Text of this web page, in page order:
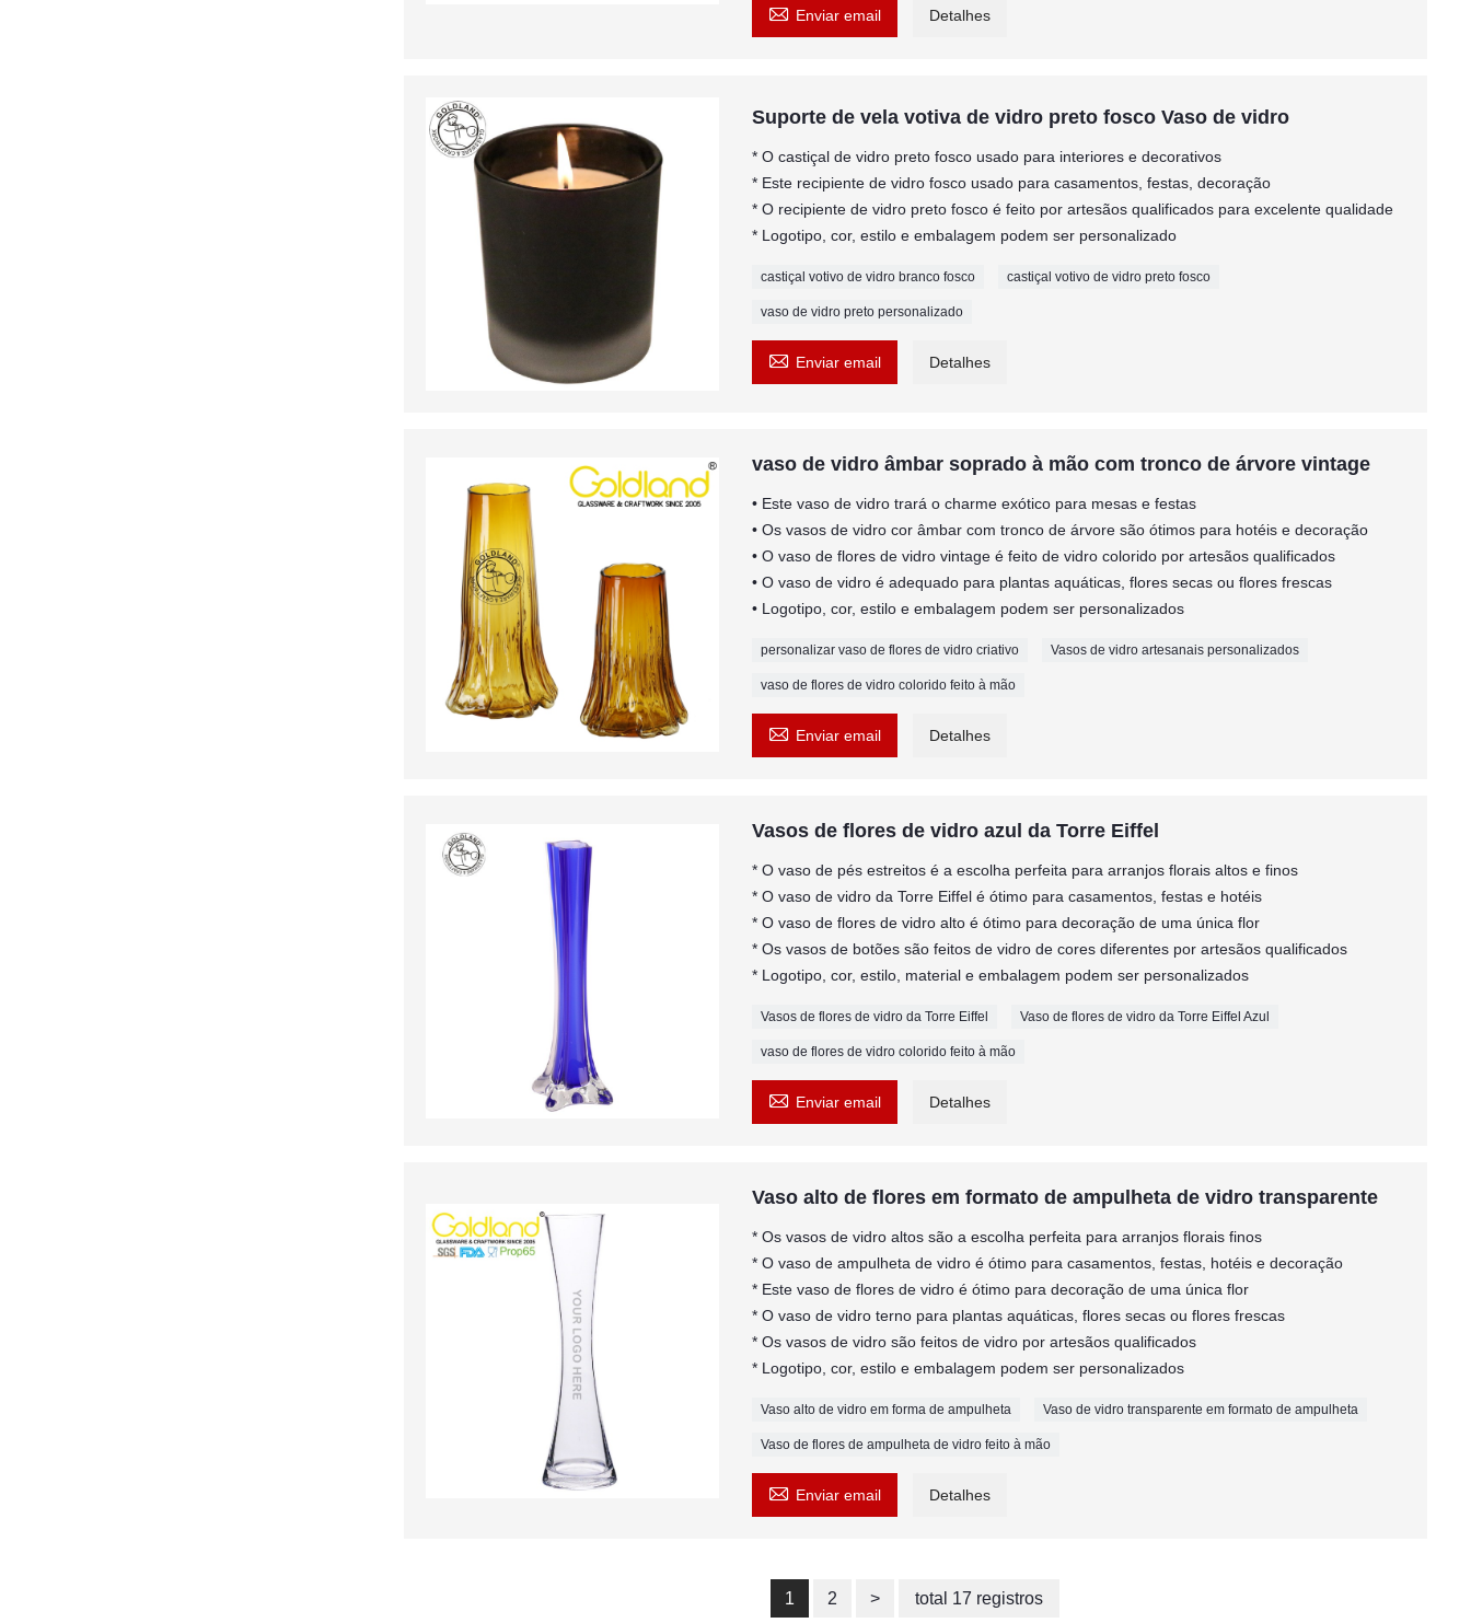
 Enviar email Detalhes
Suporte de vela votiva de vidro preto fosco Vaso de vidro
* O castiçal de vidro preto fosco usado para interiores e decorativos
* Este recipiente de vidro fosco usado para casamentos, festas, decoração
* O recipiente de vidro preto fosco é feito por artesãos qualificados para excelente qualidade
* Logotipo, cor, estilo e embalagem podem ser personalizado
castiçal votivo de vidro branco fosco castiçal votivo de vidro preto fosco
vaso de vidro preto personalizado
 Enviar email Detalhes
vaso de vidro âmbar soprado à mão com tronco de árvore vintage
• Este vaso de vidro trará o charme exótico para mesas e festas
• Os vasos de vidro cor âmbar com tronco de árvore são ótimos para hotéis e decoração
• O vaso de flores de vidro vintage é feito de vidro colorido por artesãos qualificados
• O vaso de vidro é adequado para plantas aquáticas, flores secas ou flores frescas
• Logotipo, cor, estilo e embalagem podem ser personalizados
personalizar vaso de flores de vidro criativo Vasos de vidro artesanais personalizados
vaso de flores de vidro colorido feito à mão
 Enviar email Detalhes
Vasos de flores de vidro azul da Torre Eiffel
* O vaso de pés estreitos é a escolha perfeita para arranjos florais altos e finos
* O vaso de vidro da Torre Eiffel é ótimo para casamentos, festas e hotéis
* O vaso de flores de vidro alto é ótimo para decoração de uma única flor
* Os vasos de botões são feitos de vidro de cores diferentes por artesãos qualificados
* Logotipo, cor, estilo, material e embalagem podem ser personalizados
Vasos de flores de vidro da Torre Eiffel Vaso de flores de vidro da Torre Eiffel Azul
vaso de flores de vidro colorido feito à mão
 Enviar email Detalhes
Vaso alto de flores em formato de ampulheta de vidro transparente
* Os vasos de vidro altos são a escolha perfeita para arranjos florais finos
* O vaso de ampulheta de vidro é ótimo para casamentos, festas, hotéis e decoração
* Este vaso de flores de vidro é ótimo para decoração de uma única flor
* O vaso de vidro terno para plantas aquáticas, flores secas ou flores frescas
* Os vasos de vidro são feitos de vidro por artesãos qualificados
* Logotipo, cor, estilo e embalagem podem ser personalizados
Vaso alto de vidro em forma de ampulheta Vaso de vidro transparente em formato de ampulheta
Vaso de flores de ampulheta de vidro feito à mão
 Enviar email Detalhes
1 2 > total 17 registros